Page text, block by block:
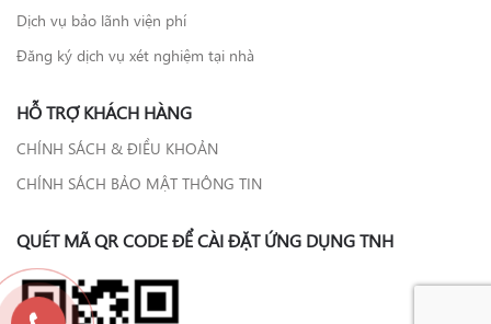
Dịch vụ bảo lãnh viện phí
Đăng ký dịch vụ xét nghiệm tại nhà
HỖ TRỢ KHÁCH HÀNG
CHÍNH SÁCH & ĐIỀU KHOẢN
CHÍNH SÁCH BẢO MẬT THÔNG TIN
QUÉT MÃ QR CODE ĐỂ CÀI ĐẶT ỨNG DỤNG TNH